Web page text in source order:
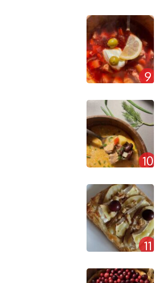
9
10
11